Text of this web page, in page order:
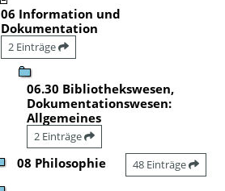
06 Information und
Dokumentation
2 Einträge
06.30 Bibliothekswesen,
Dokumentationswesen:
Allgemeines
2 Einträge
08 Philosophie 48 Einträge